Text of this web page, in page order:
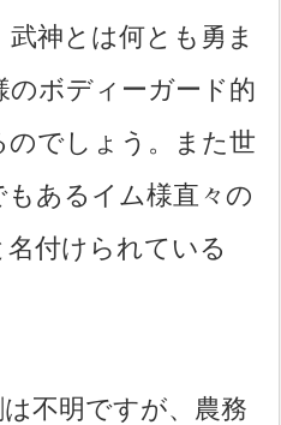
神とは何とも勇ま
のボディーガード的
でしょう。また世
あるイム様直々の
付けられている
不明ですが、農務